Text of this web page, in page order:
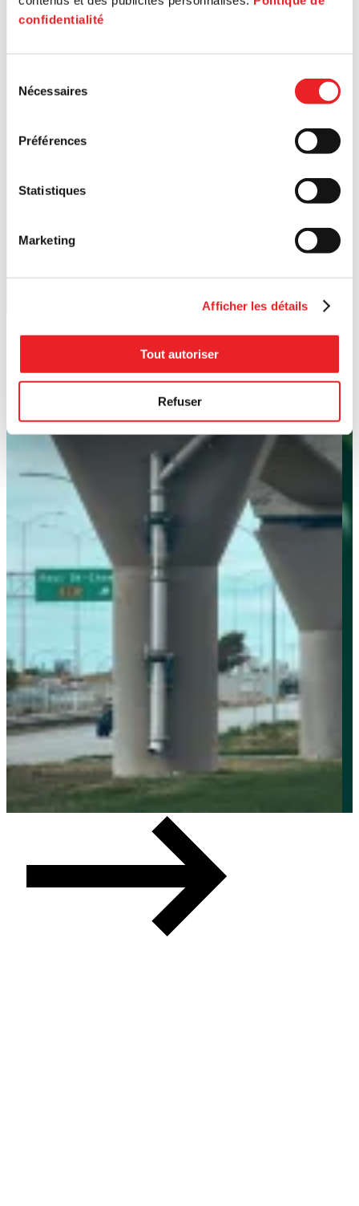
confidentialité
Nécessaires
Préférences
Statistiques
Marketing
Afficher les détails
Tout autoriser
Refuser